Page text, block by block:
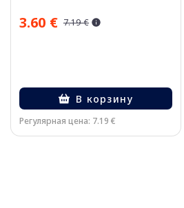
3.60 € 7.19 €
В корзину
Регулярная цена: 7.19 €